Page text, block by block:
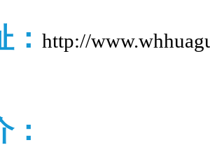
http://
：